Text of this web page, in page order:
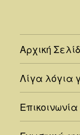
Αρχική
Λίγα λόγια
Επικοινωνία